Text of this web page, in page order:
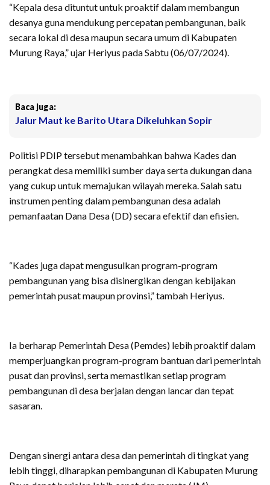
“Kepala desa dituntut untuk proaktif dalam membangun
desanya guna mendukung percepatan pembangunan, baik
secara lokal di desa maupun secara umum di Kabupaten
Murung Raya,” ujar Heriyus pada Sabtu (06/07/2024).
Baca juga:
Jalur Maut ke Barito Utara Dikeluhkan Sopir
Politisi PDIP tersebut menambahkan bahwa Kades dan
perangkat desa memiliki sumber daya serta dukungan dana
yang cukup untuk memajukan wilayah mereka. Salah satu
instrumen penting dalam pembangunan desa adalah
pemanfaatan Dana Desa (DD) secara efektif dan efisien.
“Kades juga dapat mengusulkan program-program
pembangunan yang bisa disinergikan dengan kebijakan
pemerintah pusat maupun provinsi,” tambah Heriyus.
Ia berharap Pemerintah Desa (Pemdes) lebih proaktif dalam
memperjuangkan program-program bantuan dari pemerintah
pusat dan provinsi, serta memastikan setiap program
pembangunan di desa berjalan dengan lancar dan tepat
sasaran.
Dengan sinergi antara desa dan pemerintah di tingkat yang
lebih tinggi, diharapkan pembangunan di Kabupaten Murung